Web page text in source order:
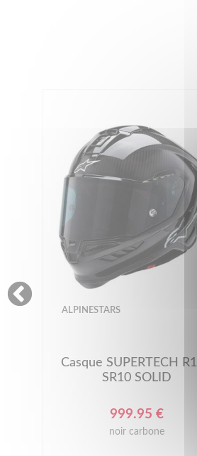
ALPINESTARS
Casque SUPERTECH
SR10 SOLID
999.95 €
noir carbone